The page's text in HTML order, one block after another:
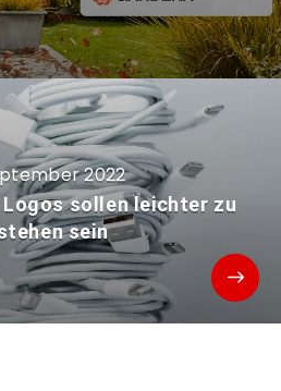
2022
Logos sollen leichter zu
sein